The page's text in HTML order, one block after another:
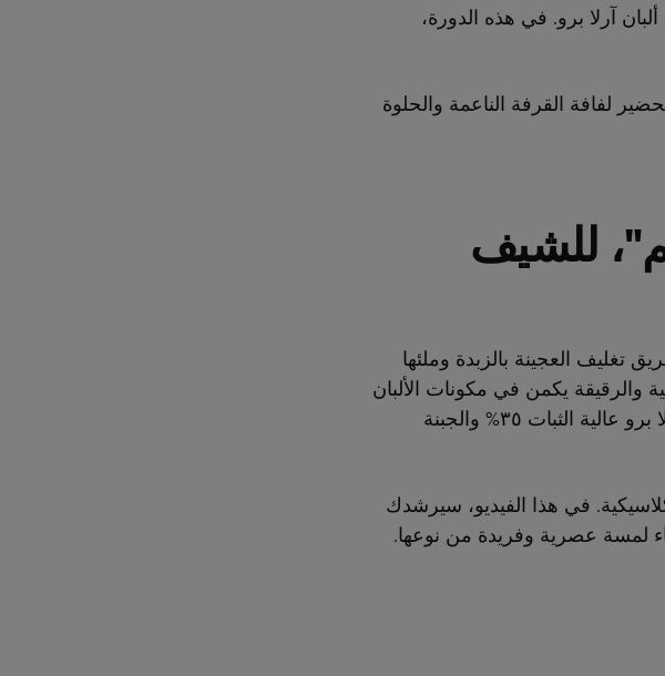
آرلا برو. في هذه الدورة،
لفافة القرفة الناعمة والحلوة
للشيف
تغليف العجينة بالزبدة وملئها
والرقيقة يكمن في مكونات الألبان
عالية الجودة كما يوضح الشيف بنجامين بيرك مع كريمة آرلا برو عالية الثبات ٣٥% والجبنة
في هذا الفيديو، سيرشدك
لمسة عصرية وفريدة من نوعها.